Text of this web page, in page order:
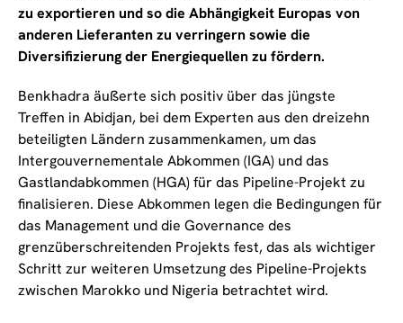
zu exportieren und so die Abhängigkeit Europas von
anderen Lieferanten zu verringern sowie die
Diversifizierung der Energiequellen zu fördern.
Benkhadra äußerte sich positiv über das jüngste
Treffen in Abidjan, bei dem Experten aus den dreizehn
beteiligten Ländern zusammenkamen, um das
Intergouvernementale Abkommen (IGA) und das
Gastlandabkommen (HGA) für das Pipeline-Projekt zu
finalisieren. Diese Abkommen legen die Bedingungen für
das Management und die Governance des
grenzüberschreitenden Projekts fest, das als wichtiger
Schritt zur weiteren Umsetzung des Pipeline-Projekts
zwischen Marokko und Nigeria betrachtet wird.